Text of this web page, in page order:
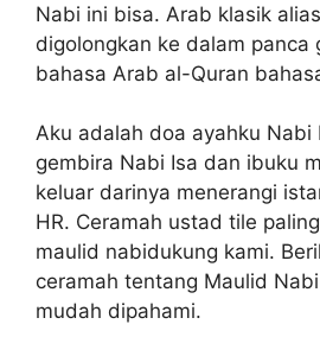
Nabi ini bisa. Arab klasik
digolongkan ke dalam panca
bahasa Arab al-Quran
Aku adalah doa ayahku Nabi
gembira Nabi Isa dan ibuku
keluar darinya menerangi
HR. Ceramah ustad tile
maulid nabidukung kami.
ceramah tentang Maulid
mudah dipahami.